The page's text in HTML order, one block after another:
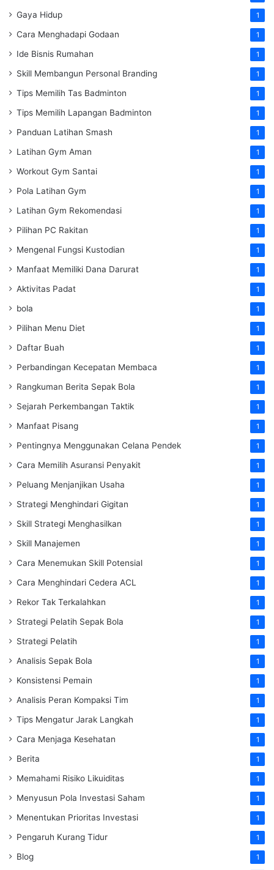
Gaya Hidup 1
Cara Menghadapi Godaan 1
Ide Bisnis Rumahan 1
Skill Membangun Personal Branding 1
Tips Memilih Tas Badminton 1
Tips Memilih Lapangan Badminton 1
Panduan Latihan Smash 1
Latihan Gym Aman 1
Workout Gym Santai 1
Pola Latihan Gym 1
Latihan Gym Rekomendasi 1
Pilihan PC Rakitan 1
Mengenal Fungsi Kustodian 1
Manfaat Memiliki Dana Darurat 1
Aktivitas Padat 1
bola 1
Pilihan Menu Diet 1
Daftar Buah 1
Perbandingan Kecepatan Membaca 1
Rangkuman Berita Sepak Bola 1
Sejarah Perkembangan Taktik 1
Manfaat Pisang 1
Pentingnya Menggunakan Celana Pendek 1
Cara Memilih Asuransi Penyakit 1
Peluang Menjanjikan Usaha 1
Strategi Menghindari Gigitan 1
Skill Strategi Menghasilkan 1
Skill Manajemen 1
Cara Menemukan Skill Potensial 1
Cara Menghindari Cedera ACL 1
Rekor Tak Terkalahkan 1
Strategi Pelatih Sepak Bola 1
Strategi Pelatih 1
Analisis Sepak Bola 1
Konsistensi Pemain 1
Analisis Peran Kompaksi Tim 1
Tips Mengatur Jarak Langkah 1
Cara Menjaga Kesehatan 1
Berita 1
Memahami Risiko Likuiditas 1
Menyusun Pola Investasi Saham 1
Menentukan Prioritas Investasi 1
Pengaruh Kurang Tidur 1
Blog 1